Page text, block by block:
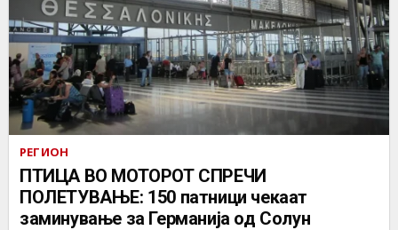
РЕГИОН
ПТИЦА ВО МОТОРОТ СПРЕЧИ
ПОЛЕТУВАЊЕ: 150 патници чекаат
заминување за Германија од Солун